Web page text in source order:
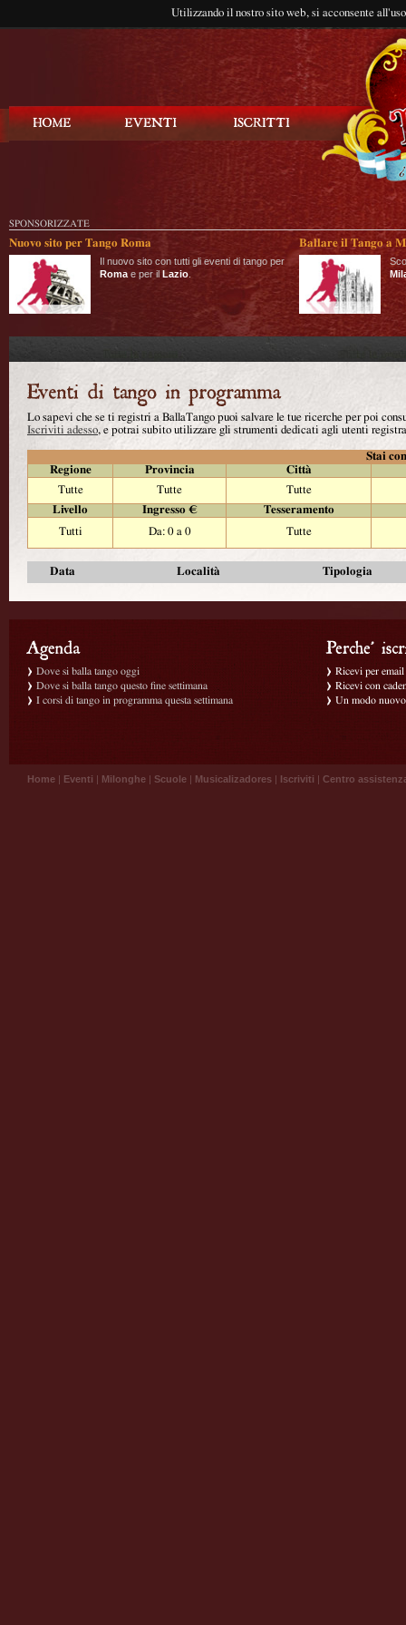
Utilizzando il nostro sito web, si acconsente
SPONSORIZZATE
Nuovo sito per Tango Roma
Il nuovo sito con tutti gli eventi di tango per
Roma e per il Lazio
Ballare il Tango a
Lo sapevi che se ti registri a BallaTango puoi salvare le tue ricerche per poi
Iscriviti adesso, e potrai subito utilizzare gli strumenti dedicati agli utenti
Stai
Regione
Provincia
Città
Tutte
Tutte
Tutte
Livello
Ingresso €
Tesseramento
Tutti
Da: 0 a 0 Tutte
Data Località Tipologia
Dove si balla tango oggi
Dove si balla tango questo fine settimana
I corsi di tango in programma questa settimana
Ricevi per
Ricevi con
Un modo
Home | Eventi | Milonghe | Scuole | Musicalizadores | Iscriviti | Centro